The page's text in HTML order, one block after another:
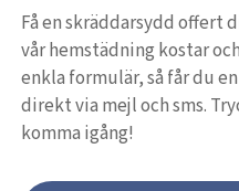
Få en skräddarsydd offert
vår hemstädning kostar
enkla formulär, så får du
direkt via mejl och sms.
komma igång!